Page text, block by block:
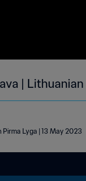
|
Pirma Lyga | 13 May 2023